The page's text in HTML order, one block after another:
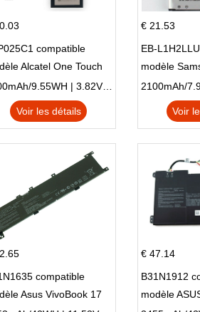
compatible
Alcatel One Touch
4 Plus OT-5056D
2500mAh/9.55WH | 3.82V | Li-ion ...
Voir les détails
€ 21.53
EB-
modèle
E210K i939
Voir
compatible
Asus VivoBook 17
€ 47.14
B31N1912
modèle